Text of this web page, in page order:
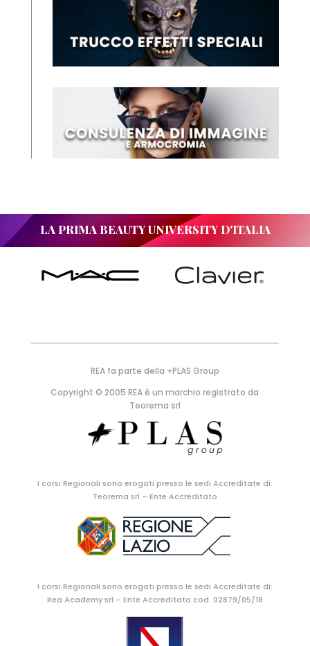
LA PRIMA BEAUTY UNIVERSITY D'ITALIA
REA fa parte della +PLAS Group
Copyright © 2005 REA è un marchio registrato da
Teorema srl
I corsi Regionali sono erogati presso le sedi Accreditate di:
Teorema srl – Ente Accreditato
I corsi Regionali sono erogati presso le sedi Accreditate di:
Rea Academy srl – Ente Accreditato cod. 02879/05/18